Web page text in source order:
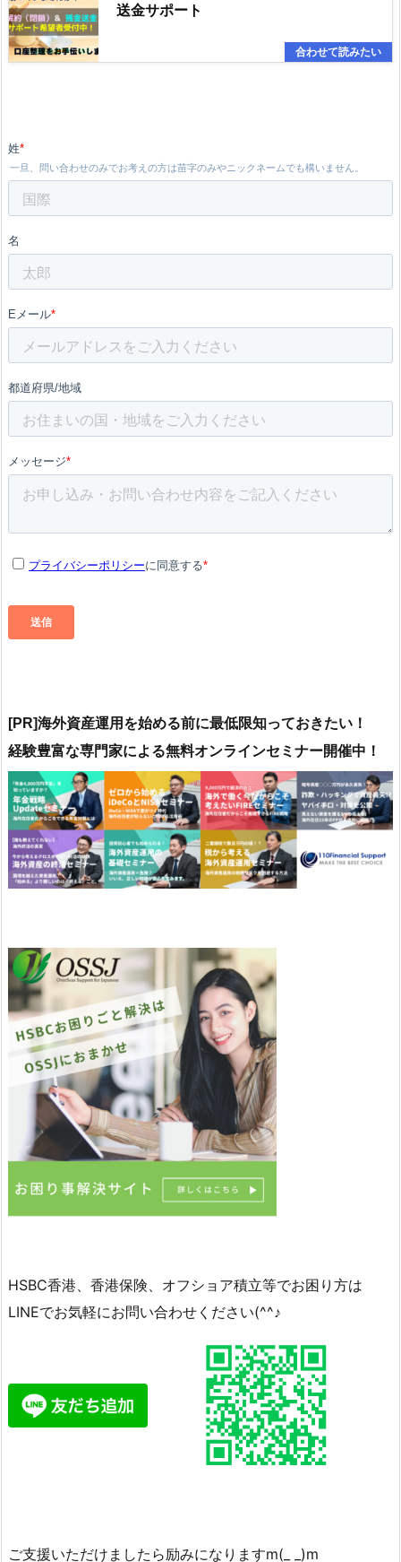
送金サポート
[PR]海外資産運用を始める前に最低限知っておきたい！
経験豊富な専門家による無料オンラインセミナー開催中！
HSBC香港、香港保険、オフショア積立等でお困り方は
LINEでお気軽にお問い合わせください(^^♪
ご支援いただけましたら励みになりますm(_ _)m